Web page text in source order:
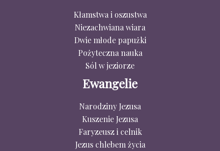
Kłamstwa i oszustwa
Niezachwiana wiara
Dwie młode papużki
Pożyteczna nauka
Sól w jeziorze
Ewangelie
Narodziny Jezusa
Kuszenie Jezusa
Faryzeusz i celnik
Jezus chlebem życia